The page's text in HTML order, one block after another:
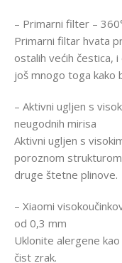
– Primarni filter –
Primarni filtar hvata
ostalih većih čestica,
još mnogo toga kako
– Aktivni ugljen s
neugodnih mirisa
Aktivni ugljen s
poroznom
druge štetne plinove.
– Xiaomi
od 0,3 mm
Uklonite alergene
čist zrak.